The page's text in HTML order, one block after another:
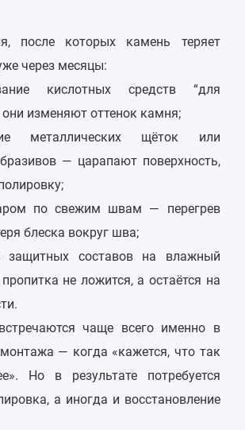
после которых камень теряет
через месяцы:
кислотных средств “для
изменяют оттенок камня;
металлических щёток или
— царапают поверхность,
по свежим швам — перегрев
блеска вокруг шва;
защитных составов на влажный
не ложится, а остаётся на
чаще всего именно в
— когда «кажется, что так
Но в результате потребуется
а иногда и восстановление